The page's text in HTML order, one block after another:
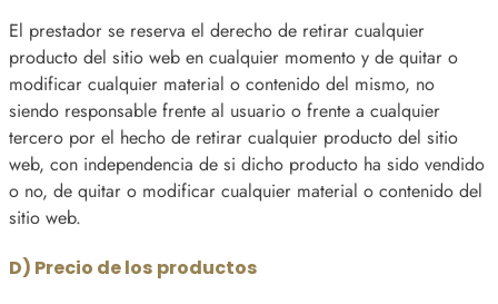
El prestador se reserva el derecho de retirar cualquier
producto del sitio web en cualquier momento y de quitar o
modificar cualquier material o contenido del mismo, no
siendo responsable frente al usuario o frente a cualquier
tercero por el hecho de retirar cualquier producto del sitio
web, con independencia de si dicho producto ha sido vendido
o no, de quitar o modificar cualquier material o contenido del
sitio web.
D) Precio de los productos